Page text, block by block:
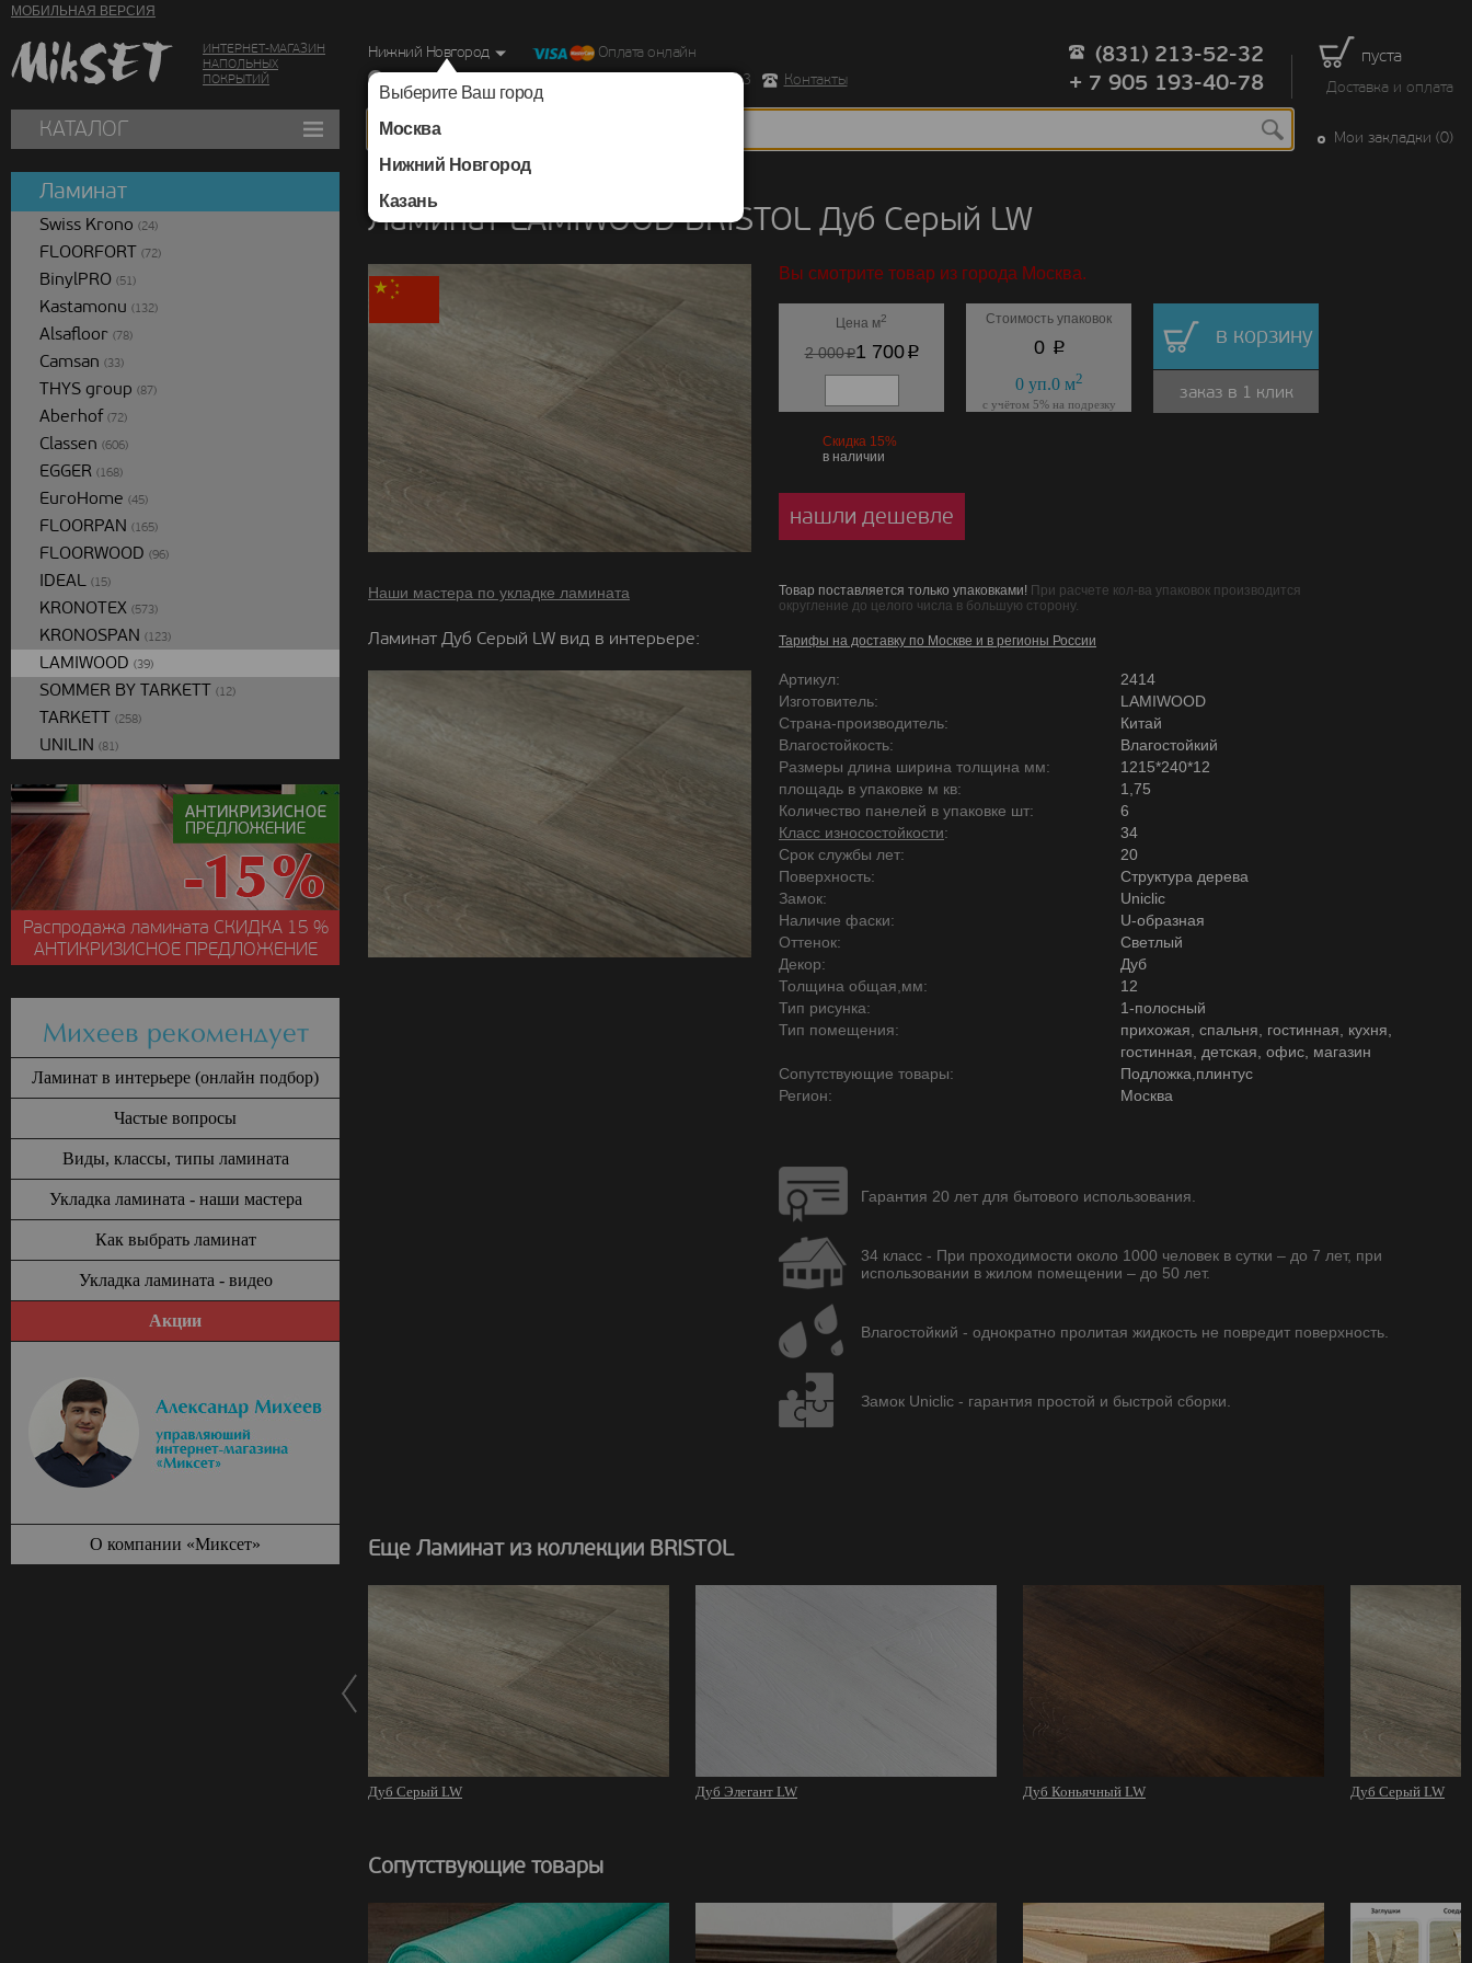
МОБИЛЬНАЯ ВЕРСИЯ
ИНТЕРНЕТ-МАГАЗИН
НАПОЛЬНЫХ
ПОКРЫТИЙ
пуста
Доставка и оплата
Нижний Новгород
Выберите Ваш город
Москва
Нижний Новгород
Казань
Оплата онлайн
г. Нижний Новгород, Ул. Республиканская д.43 корпус 3
Контакты
(831) 213-52-32
+ 7 905 193-40-78
КАТАЛОГ Мои закладки (0)
Ламинат LAMIWOOD BRISTOL Дуб Серый LW
Наши мастера по укладке ламината
Ламинат Дуб Серый LW вид в интерьере:
Вы смотрите товар из города Москва.
Цена м2
2 000p1 700p
Стоимость упаковок
0 p
0уп.0м2
с учётом 5% на подрезку
в корзину
заказ в 1 клик
Скидка 15%
в наличии
нашли дешевле
Товар поставляется только упаковками! При расчете кол-ва упаковок производится
округление до целого числа в большую сторону.
Тарифы на доставку по Москве и в регионы России
Артикул:
2414
Изготовитель:
LAMIWOOD
Страна-производитель:
Китай
Влагостойкость:
Влагостойкий
Размеры длина ширина толщина мм:
1215*240*12
площадь в упаковке м кв:
1,75
Количество панелей в упаковке шт:
6
Класс износостойкости:
34
Срок службы лет:
20
Поверхность:
Структура дерева
Замок:
Uniclic
Наличие фаски:
U-образная
Оттенок:
Светлый
Декор:
Дуб
Толщина общая,мм:
12
Тип рисунка:
1-полосный
Тип помещения:
прихожая, спальня, гостинная, кухня,
гостинная, детская, офис, магазин
Сопутствующие товары:
Подложка,плинтус
Регион:
Москва
Гарантия 20 лет для бытового использования.
34 класс - При проходимости около 1000 человек в сутки – до 7 лет, при
использовании в жилом помещении – до 50 лет.
Влагостойкий - однократно пролитая жидкость не повредит поверхность.
Замок Uniclic - гарантия простой и быстрой сборки.
Еще Ламинат из коллекции BRISTOL
Дуб Серый LW Дуб Элегант LW Дуб Коньячный LW Дуб Серый LW
Сопутствующие товары
Ламинат
Swiss Krono (24)
FLOORFORT (72)
BinylPRO (51)
Kastamonu (132)
Alsafloor (78)
Camsan (33)
THYS group (87)
Aberhof (72)
Classen (606)
EGGER (168)
EuroHome (45)
FLOORPAN (165)
FLOORWOOD (96)
IDEAL (15)
KRONOTEX (573)
KRONOSPAN (123)
LAMIWOOD (39)
SOMMER BY TARKETT (12)
TARKETT (258)
UNILIN (81)
Распродажа ламината СКИДКА15 %
АНТИКРИЗИСНОЕ ПРЕДЛОЖЕНИЕ
Михеев рекомендует
Ламинат в интерьере (онлайн подбор)
Частые вопросы
Виды, классы, типы ламината
Укладка ламината - наши мастера
Как выбрать ламинат
Укладка ламината - видео
Акции
О компании «Миксет»